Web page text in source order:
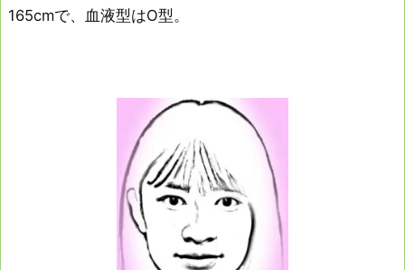
165cmで、血液型はO型。